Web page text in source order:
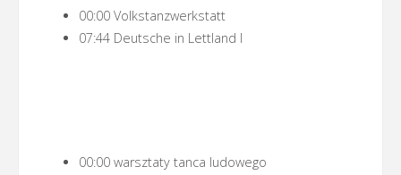
00:00 Volkstanzwerkstatt
07:44 Deutsche in Lettland I
00:00 warsztaty tanca ludowego